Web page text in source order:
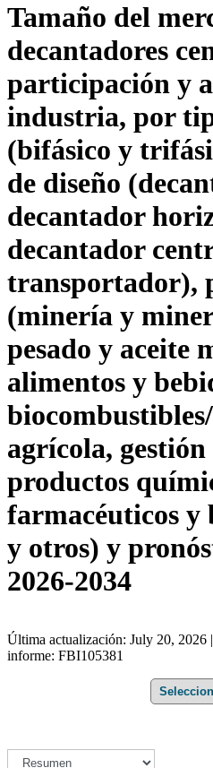
Tamaño del
decantadores
participación y
industria, por
(bifásico y
de diseño
decantador
decantador
transportador),
(minería y
pesado y aceite
alimentos y
agrícola, gestión
productos
farmacéuticos y
y otros) y
2026-2034
Última actualización: July 20, 2026
informe: FBI105381